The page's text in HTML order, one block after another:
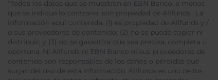
*Todos los datos que se muestran en EBN Banco, a menos
que se indique lo contrario, son propiedad de Allfunds . La
información aquí contenida: (1) es propiedad de Allfunds y /
o sus proveedores de contenido; (2) no se puede copiar ni
distribuir; y (3) no se garantiza que sea precisa, completa u
oportuna. Ni Allfunds ni EBN Banco ni sus proveedores de
contenido son responsables de los daños o pérdidas que
surjan del uso de esta información. Allfunds es uno de los